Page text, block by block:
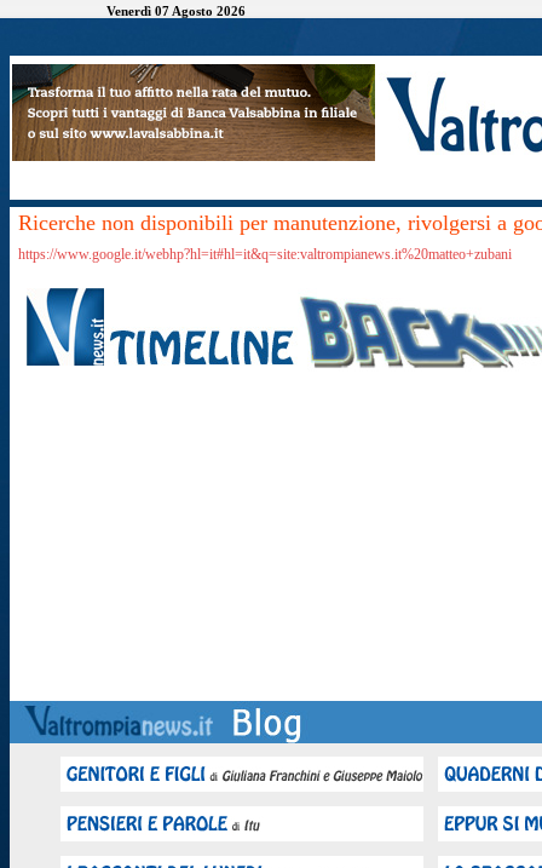
Venerdì 07 Agosto 2026
Ricerche non disponibili per manutenzione, rivolgersi a
https://www.google.it/webhp?hl=it#hl=it&q=site:valtrompianews.it%20matteo+zubani